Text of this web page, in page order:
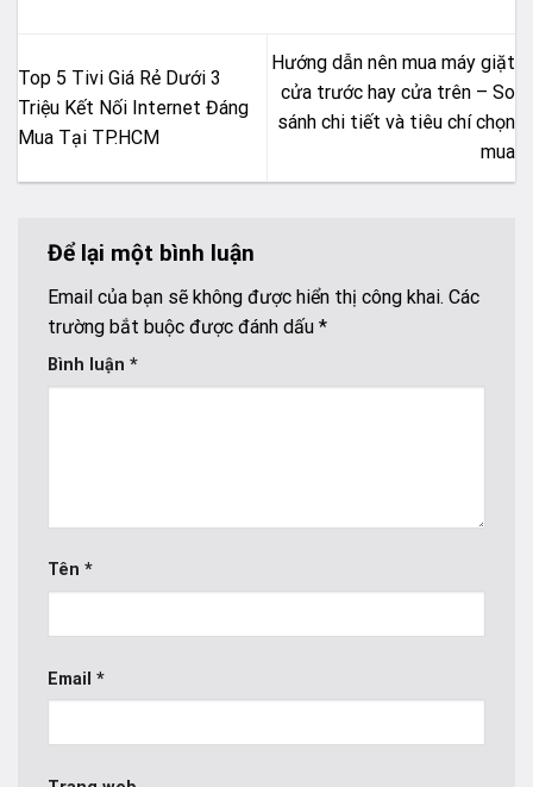
Top 5 Tivi Giá Rẻ Dưới 3
Triệu Kết Nối Internet Đáng
Mua Tại TP.HCM
Hướng dẫn nên mua máy giặt
cửa trước hay cửa trên – So
sánh chi tiết và tiêu chí chọn
mua
Để lại một bình luận
Email của bạn sẽ không được hiển thị công khai. Các
trường bắt buộc được đánh dấu *
Bình luận *
Tên *
Email *